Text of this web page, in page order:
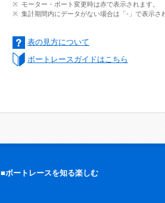
モーター・ボート変更時は赤で表示されます。
集計期間内にデータがない場合は「-」で表示さ
表の見方について
ボートレースガイドはこちら
■ボートレースを知る楽しむ